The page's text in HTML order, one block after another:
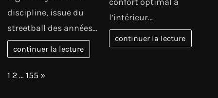
discipline, issue du
streetball des années…
continuer la lecture
l’intérieur…
continuer la lecture
Page:
1 2…155 Next
»